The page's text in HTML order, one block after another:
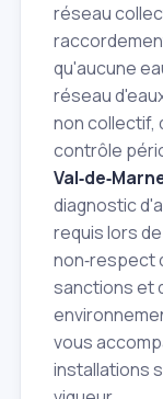
réseau
qu'aucune
réseau
non collectif,
contrôle
diagnostic
requis lors
non‑respect
sanctions et
vous
installations